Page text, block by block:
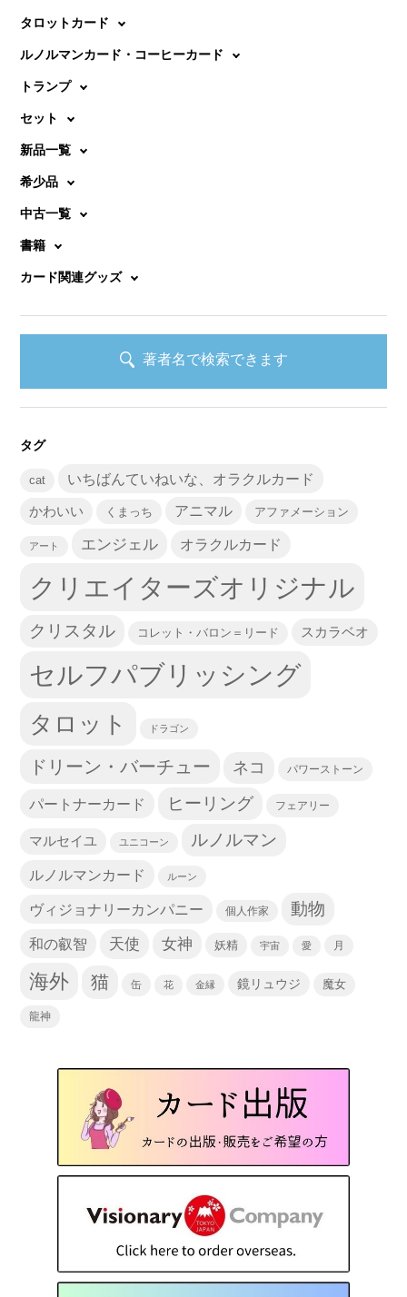
タロットカード
ルノルマンカード・コーヒーカード
トランプ
セット
新品一覧
希少品
中古一覧
書籍
カード関連グッズ
著者名で検索できます
タグ
cat いちばんていねいな、オラクルカード
かわいい くまっち アニマル アファメーション
アート エンジェル オラクルカード
クリエイターズオリジナル
クリスタル コレット・バロン＝リード スカラベオ
セルフパブリッシング
タロット ドラゴン
ドリーン・バーチュー ネコ パワーストーン
パートナーカード ヒーリング フェアリー
マルセイユ ユニコーン ルノルマン
ルノルマンカード ルーン
ヴィジョナリーカンパニー 個人作家 動物
和の叡智 天使 女神 妖精 宇宙 愛 月
海外 猫 缶 花 金縁 鏡リュウジ 魔女
龍神